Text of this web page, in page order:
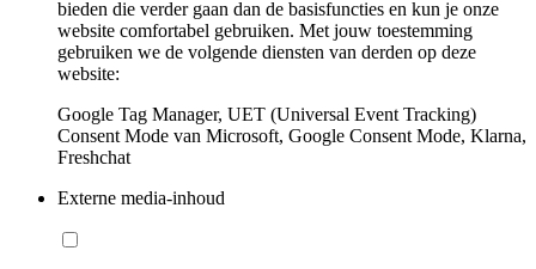
bieden die verder gaan dan de basisfuncties en kun je onze
website comfortabel gebruiken. Met jouw toestemming
gebruiken we de volgende diensten van derden op deze
website:
Google Tag Manager, UET (Universal Event Tracking)
Consent Mode van Microsoft, Google Consent Mode, Klarna,
Freshchat
Externe media-inhoud